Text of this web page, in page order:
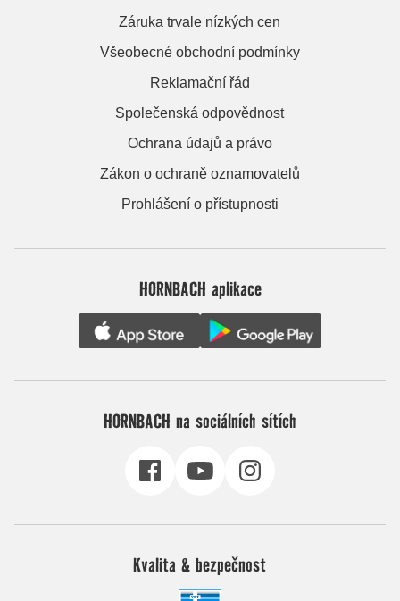
Záruka trvale nízkých cen
Všeobecné obchodní podmínky
Reklamační řád
Společenská odpovědnost
Ochrana údajů a právo
Zákon o ochraně oznamovatelů
Prohlášení o přístupnosti
HORNBACH aplikace
HORNBACH na sociálních sítích
Kvalita & bezpečnost